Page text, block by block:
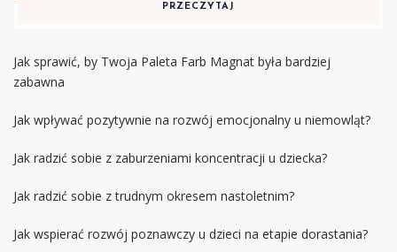
PRZECZYTAJ
Jak sprawić, by Twoja Paleta Farb Magnat była bardziej
zabawna
Jak wpływać pozytywnie na rozwój emocjonalny u niemowląt?
Jak radzić sobie z zaburzeniami koncentracji u dziecka?
Jak radzić sobie z trudnym okresem nastoletnim?
Jak wspierać rozwój poznawczy u dzieci na etapie dorastania?